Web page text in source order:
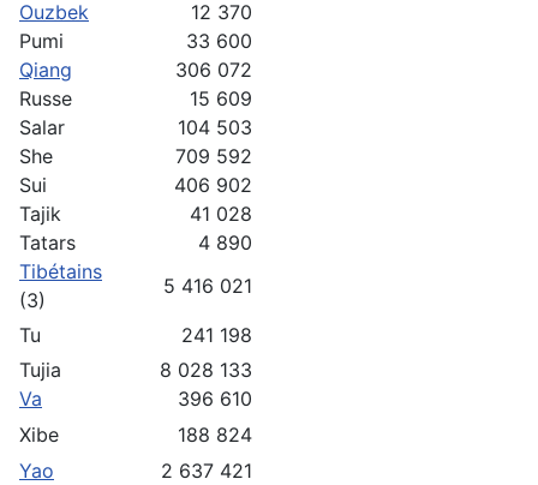
Ouzbek
12 370
Pumi
33 600
Qiang
306 072
Russe
15 609
Salar
104 503
She
709 592
Sui
406 902
Tajik
41 028
Tatars
4 890
Tibétains
(3)
5 416 021
Tu
241 198
Tujia
8 028 133
Va
396 610
Xibe
188 824
Yao
2 637 421